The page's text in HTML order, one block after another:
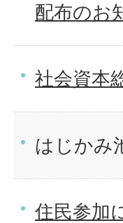
配布のお
社会資本
はじかみ
住民参加